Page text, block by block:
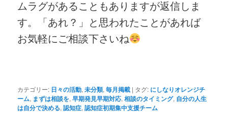
ムラグがあることもありますが返信しま
す。「あれ？」と思われたことがあれば
お気軽にご相談下さいね
カテゴリー: 日々の活動,未分類,毎月掲載 | タグ: にしなりオレンジチ
ーム, まずは相談を,早期発見早期対応,相談のタイミング, 自分の人生
は自分で決める,認知症,認知症初期集中支援チーム